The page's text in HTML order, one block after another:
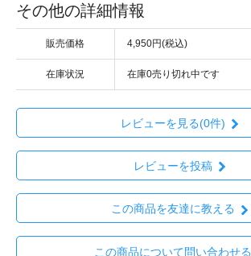
その他の詳細情報
販売価格 4,950円(税込)
在庫状況 在庫0売り切れ中です
レビューを見る(0件)
レビューを投稿
この商品を友達に教える
この商品について問い合わせる